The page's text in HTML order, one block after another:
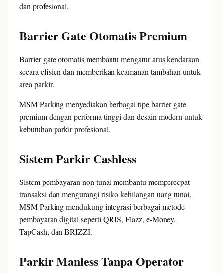
dan profesional.
Barrier Gate Otomatis Premium
Barrier gate otomatis membantu mengatur arus kendaraan
secara efisien dan memberikan keamanan tambahan untuk
area parkir.
MSM Parking menyediakan berbagai tipe barrier gate
premium dengan performa tinggi dan desain modern untuk
kebutuhan parkir profesional.
Sistem Parkir Cashless
Sistem pembayaran non tunai membantu mempercepat
transaksi dan mengurangi risiko kehilangan uang tunai.
MSM Parking mendukung integrasi berbagai metode
pembayaran digital seperti QRIS, Flazz, e-Money,
TapCash, dan BRIZZI.
Parkir Manless Tanpa Operator